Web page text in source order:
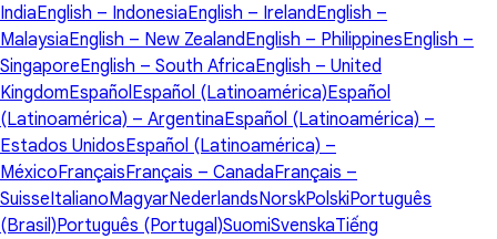
IndiaEnglish – IndonesiaEnglish – IrelandEnglish –
MalaysiaEnglish – New ZealandEnglish – PhilippinesEnglish –
SingaporeEnglish – South AfricaEnglish – United
KingdomEspañol Español (Latinoamérica)Español
(Latinoamérica) – ArgentinaEspañol (Latinoamérica) –
Estados UnidosEspañol (Latinoamérica) –
MéxicoFrançaisFrançais – CanadaFrançais –
SuisseItalianoMagyarNederlandsNorskPolskiPortuguês
(Brasil)Português (Portugal)SuomiSvenskaTiếng